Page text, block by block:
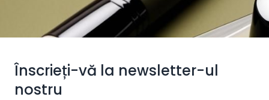
Înscrieți-vă la newsletter-ul
nostru